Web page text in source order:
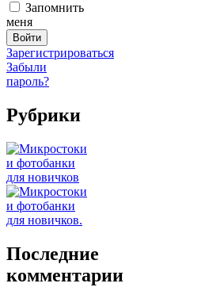
Запомнить
меня
Зарегистрироваться
Забыли
пароль?
Рубрики
Последние
комментарии